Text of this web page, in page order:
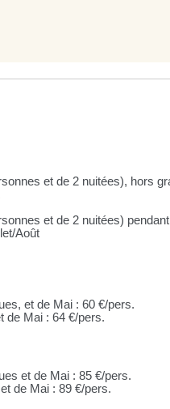
et de 2 nuitées), hors
et de 2 nuitées)
Août
et de Mai : 60 €/pers.
de Mai : 64 €/pers.
et de Mai : 85 €/pers.
de Mai : 89 €/pers.